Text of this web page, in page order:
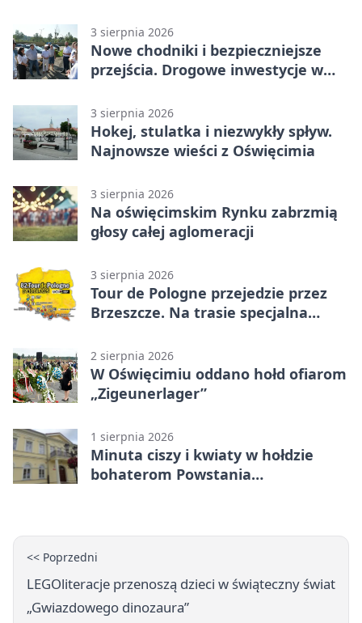
3 sierpnia 2026
Nowe chodniki i bezpieczniejsze
przejścia. Drogowe inwestycje w
3 sierpnia 2026
Hokej, stulatka i niezwykły spływ.
Najnowsze wieści z Oświęcimia
3 sierpnia 2026
Na oświęcimskim Rynku zabrzmią
głosy całej aglomeracji
3 sierpnia 2026
Tour de Pologne przejedzie przez
Brzeszcze. Na trasie specjalna
2 sierpnia 2026
W Oświęcimiu oddano hołd ofiarom
„Zigeunerlager”
1 sierpnia 2026
Minuta ciszy i kwiaty w hołdzie
bohaterom Powstania
<< Poprzedni
LEGOliteracje przenoszą dzieci w świąteczny świat
„Gwiazdowego dinozaura”